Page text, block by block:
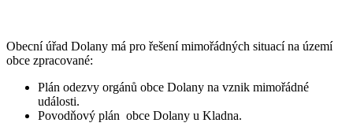
Obecní úřad Dolany má pro řešení mimořádných situací na území
obce zpracované:
Plán odezvy orgánů obce Dolany na vznik mimořádné
události.
Povodňový plán obce Dolany u Kladna.